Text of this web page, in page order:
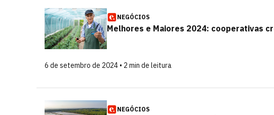
NEGÓCIOS
Melhores e Maiores 2024: cooperativas
6 de setembro de 2024 • 2 min de leitura
NEGÓCIOS